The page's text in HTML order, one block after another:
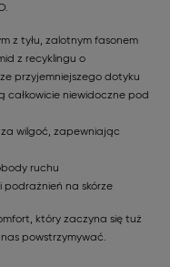
z tyłu, zalotnym fasonem
z recyklingu o
przyjemniejszego dotyku
całkowicie niewidoczne pod
wilgoć, zapewniając
ruchu
podrażnień na skórze
który zaczyna się tuż
powstrzymywać.